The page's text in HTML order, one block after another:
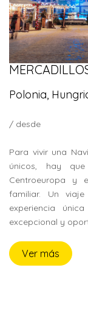
Polonia,
/ desde
Para vivir una
únicos, hay
Centroeuropa y
familiar. Un
experiencia
excepcional y
Ver más